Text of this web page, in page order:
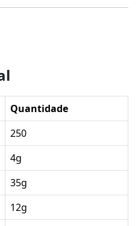
Quantidade
250
4g
35g
12g